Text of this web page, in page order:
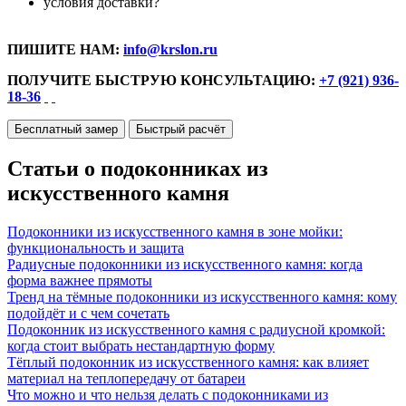
ПИШИТЕ НАМ: info@krslon.ru
ПОЛУЧИТЕ БЫСТРУЮ КОНСУЛЬТАЦИЮ: +7 (921) 936-
18-36
Бесплатный замер Быстрый расчёт
Статьи о подоконниках из
искусственного камня
Подоконники из искусственного камня в зоне мойки:
функциональность и защита
Радиусные подоконники из искусственного камня: когда
форма важнее прямоты
Тренд на тёмные подоконники из искусственного камня: кому
подойдёт и с чем сочетать
Подоконник из искусственного камня с радиусной кромкой:
когда стоит выбрать нестандартную форму
Тёплый подоконник из искусственного камня: как влияет
материал на теплопередачу от батареи
Что можно и что нельзя делать с подоконниками из